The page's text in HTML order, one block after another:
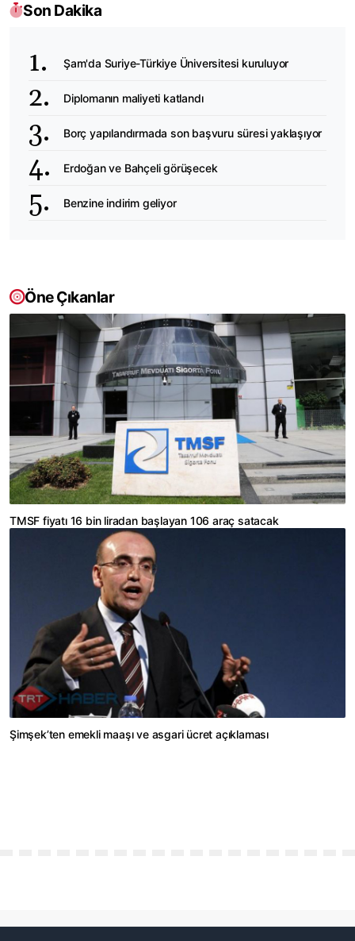
Son Dakika
Şam'da Suriye-Türkiye Üniversitesi kuruluyor
Diplomanın maliyeti katlandı
Borç yapılandırmada son başvuru süresi yaklaşıyor
Erdoğan ve Bahçeli görüşecek
Benzine indirim geliyor
Öne Çıkanlar
TMSF fiyatı 16 bin liradan başlayan 106 araç satacak
Şimşek’ten emekli maaşı ve asgari ücret açıklaması